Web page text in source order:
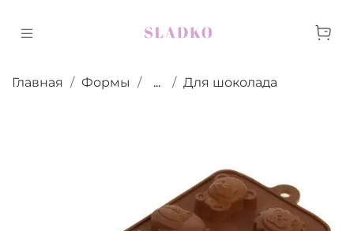
Главная Формы ... Для шоколада